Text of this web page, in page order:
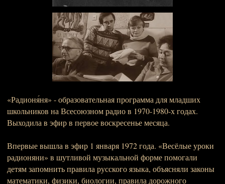
«Радионя́ня» - образовательная программа для младших
школьников на Всесоюзном радио в 1970-1980-х годах.
Выходила в эфир в первое воскресенье месяца.
Впервые вышла в эфир 1 января 1972 года. «Весёлые уроки
радионяни» в шутливой музыкальной форме помогали
детям запомнить правила русского языка, объясняли законы
математики, физики, биологии, правила дорожного